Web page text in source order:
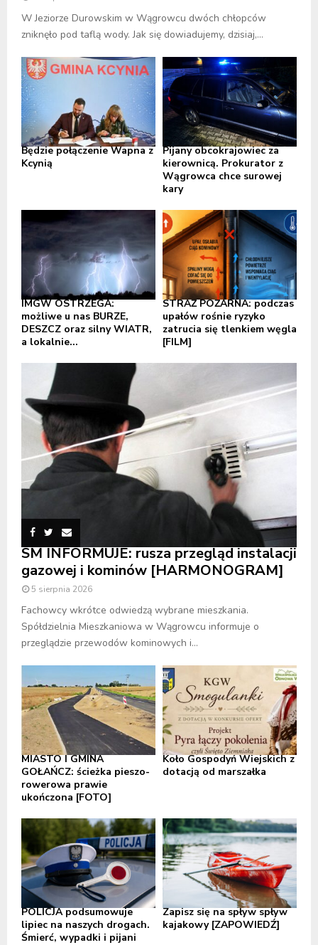
W Jeziorze Durowskim w Wągrowcu dwóch chłopców
zniknęło pod taflą wody. Jak się dowiadujemy, dzisiaj,...
Będzie połączenie Wapna z
Kcynią
Pijany obcokrajowiec za
kierownicą. Prokurator z
Wągrowca chce surowej
kary
IMGW OSTRZEGA:
możliwe u nas BURZE,
DESZCZ oraz silny WIATR,
a lokalnie...
STRAŻ POŻARNA: podczas
upałów rośnie ryzyko
zatrucia się tlenkiem węgla
[FILM]
SM INFORMUJE: rusza przegląd instalacji
gazowej i kominów [HARMONOGRAM]
5 sierpnia 2026
Fachowcy wkrótce odwiedzą wybrane mieszkania.
Spółdzielnia Mieszkaniowa w Wągrowcu informuje o
przeglądzie przewodów kominowych i...
MIASTO I GMINA
GOŁAŃCZ: ścieżka pieszo-
rowerowa prawie
ukończona [FOTO]
Koło Gospodyń Wiejskich z
dotacją od marszałka
POLICJA podsumowuje
lipiec na naszych drogach.
Śmierć, wypadki i pijani
Zapisz się na spływ spływ
kajakowy [ZAPOWIEDŹ]